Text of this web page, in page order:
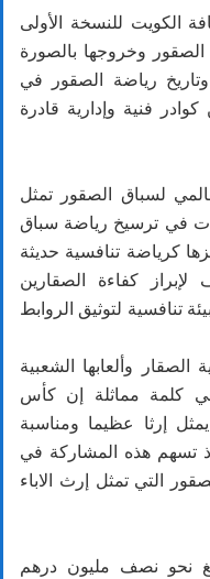
الكويت للنسخة الأولى
وخروجها بالصورة
وتاريخ رياضة الصقور في
فنية وإدارية قادرة
لسباق الصقور تمثل
في ترسيخ رياضة سباق
كرياضة تنافسية حديثة
كفاءة الصقارين
تنافسية لتوثيق الروابط
وألعابها الشعبية
في كلمة مماثلة إن كأس
إرثا عظيما ومناسبة
إذ تسهم هذه المشاركة في
التي تمثل إرث الاباء
نحو نصف مليون درهم